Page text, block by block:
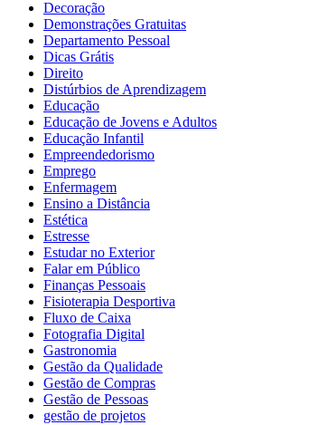
Decoração
Demonstrações Gratuitas
Departamento Pessoal
Dicas Grátis
Direito
Distúrbios de Aprendizagem
Educação
Educação de Jovens e Adultos
Educação Infantil
Empreendedorismo
Emprego
Enfermagem
Ensino a Distância
Estética
Estresse
Estudar no Exterior
Falar em Público
Finanças Pessoais
Fisioterapia Desportiva
Fluxo de Caixa
Fotografia Digital
Gastronomia
Gestão da Qualidade
Gestão de Compras
Gestão de Pessoas
gestão de projetos